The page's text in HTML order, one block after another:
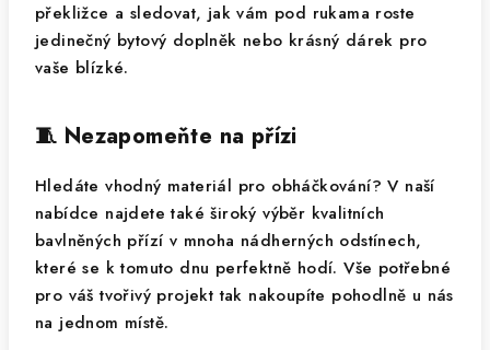
překližce a sledovat, jak vám pod rukama roste
jedinečný bytový doplněk nebo krásný dárek pro
vaše blízké.
🧵 Nezapomeňte na přízi
Hledáte vhodný materiál pro obháčkování? V naší
nabídce najdete také široký výběr kvalitních
bavlněných přízí v mnoha nádherných odstínech,
které se k tomuto dnu perfektně hodí. Vše potřebné
pro váš tvořivý projekt tak nakoupíte pohodlně u nás
na jednom místě.